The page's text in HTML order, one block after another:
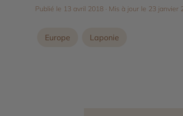
Publié le 13 avril 2018 · Mis à jour le 23 janvier
Europe Laponie